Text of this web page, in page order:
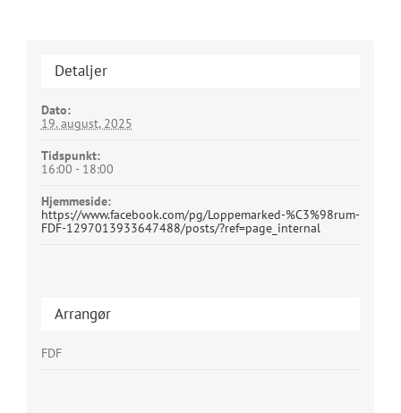
Detaljer
Dato:
19. august, 2025
Tidspunkt:
16:00 - 18:00
Hjemmeside:
https://www.facebook.com/pg/Loppemarked-%C3%98rum-
FDF-1297013933647488/posts/?ref=page_internal
Arrangør
FDF